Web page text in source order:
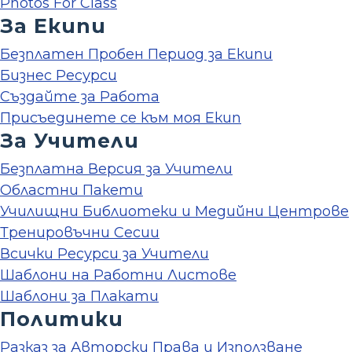
За Екипи
Безплатен Пробен Период за Екипи
Бизнес Ресурси
Създайте за Работа
Присъединете се към моя Екип
За Учители
Безплатна Версия за Учители
Областни Пакети
Училищни Библиотеки и Медийни Центрове
Тренировъчни Сесии
Всички Ресурси за Учители
Шаблони на Работни Листове
Шаблони за Плакати
Политики
Разказ за Авторски Права и Използване